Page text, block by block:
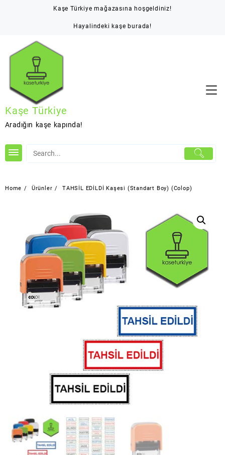
Kaşe Türkiye mağazasına hoşgeldiniz!
Hayalindeki kaşe burada!
Kaşe Türkiye
Aradığın kaşe kapında!
Home Ürünler TAHSİL EDİLDİ Kaşesi (Standart Boy) (Colop)